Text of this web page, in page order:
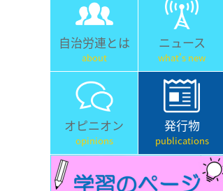
自治労連とは
about
ニュース
what's new
オピニオン
opinions
発行物
publications